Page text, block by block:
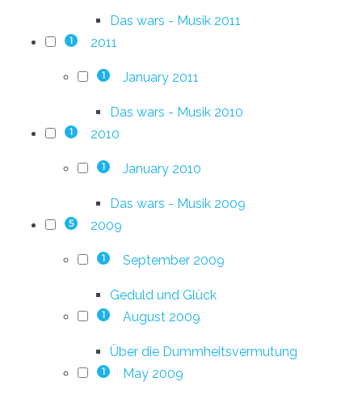
Das wars - Musik 2011
1 2011
1 January 2011
Das wars - Musik 2010
1 2010
1 January 2010
Das wars - Musik 2009
5 2009
1 September 2009
Geduld und Glück
1 August 2009
Über die Dummheitsvermutung
1 May 2009